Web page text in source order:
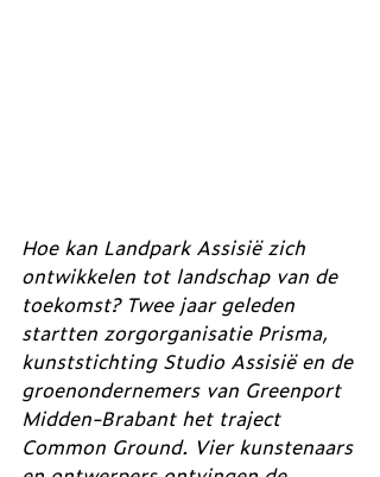
Hoe kan Landpark Assisië zich
ontwikkelen tot landschap van de
toekomst? Twee jaar geleden
startten zorgorganisatie Prisma,
kunststichting Studio Assisië en de
groenondernemers van Greenport
Midden-Brabant het traject
Common Ground. Vier kunstenaars